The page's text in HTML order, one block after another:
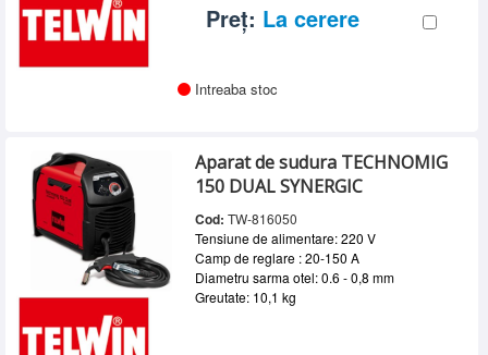
Preț: La cerere
Intreaba stoc
Aparat de sudura TECHNOMIG
150 DUAL SYNERGIC
Cod: TW-816050
Tensiune de alimentare: 220 V
Camp de reglare : 20-150 A
Diametru sarma otel: 0.6 - 0,8 mm
Greutate: 10,1 kg